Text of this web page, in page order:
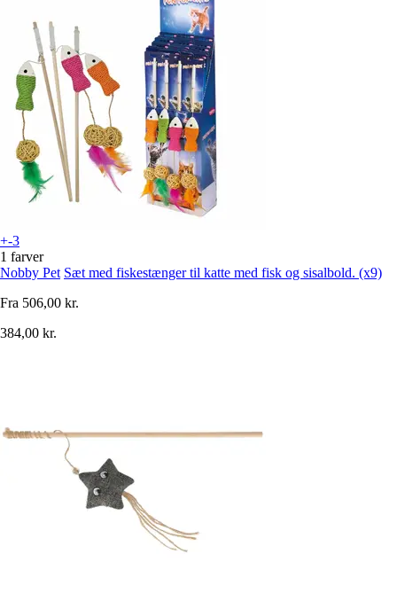
+-3
1 farver
Nobby Pet Sæt med fiskestænger til katte med fisk og sisalbold. (x9)
Fra 506,00 kr.
384,00 kr.